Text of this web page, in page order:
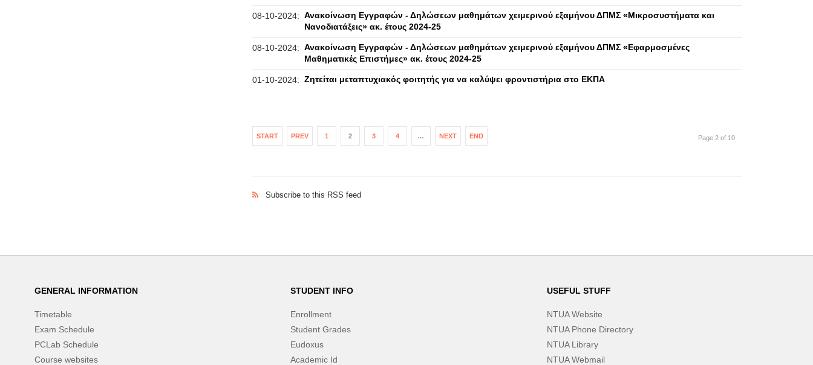
08-10-2024: Ανακοίνωση Εγγραφών - Δηλώσεων μαθημάτων χειμερινού εξαμήνου ΔΠΜΣ «Μικροσυστήματα και
Νανοδιατάξεις» ακ. έτους 2024-25
08-10-2024: Ανακοίνωση Εγγραφών - Δηλώσεων μαθημάτων χειμερινού εξαμήνου ΔΠΜΣ «Εφαρμοσμένες
Μαθηματικές Επιστήμες» ακ. έτους 2024-25
01-10-2024: Ζητείται μεταπτυχιακός φοιτητής για να καλύψει φροντιστήρια στο ΕΚΠΑ
START PREV 1 2 3 4 … NEXT END Page 2 of 10
Subscribe to this RSS feed
GENERAL INFORMATION
Timetable
Exam Schedule
PCLab Schedule
Course websites
STUDENT INFO
Enrollment
Student Grades
Eudoxus
Academic Id
USEFUL STUFF
NTUA Website
NTUA Phone Directory
NTUA Library
NTUA Webmail